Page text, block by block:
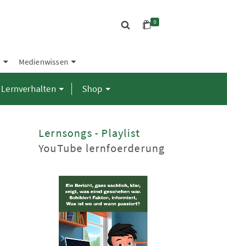
0
Medienwissen
Lernverhalten Shop
Lernsongs - Playlist
YouTube lernfoerderung